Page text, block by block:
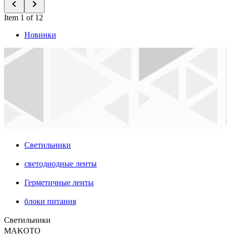
Item 1 of 12
Новинки
Светильники
светодиодные ленты
Герметичные ленты
блоки питания
Светильники
MAKOTO